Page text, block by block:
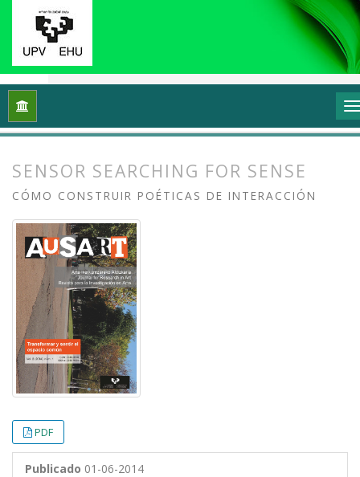
Inicio Vol. 2 Núm. 1 (2014): Transformar y sentir
SENSOR SEARCHING FOR SENSE
CÓMO CONSTRUIR POÉTICAS DE INTERACCIÓN
PDF
Publicado 01-06-2014